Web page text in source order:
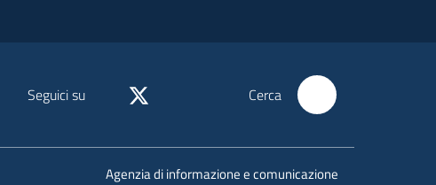
Seguici su Cerca
Agenzia di informazione e comunicazione